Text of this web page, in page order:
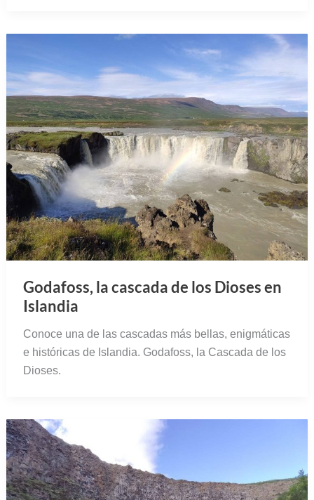
Godafoss, la cascada de los Dioses en
Islandia
Conoce una de las cascadas más bellas, enigmáticas
e históricas de Islandia. Godafoss, la Cascada de los
Dioses.